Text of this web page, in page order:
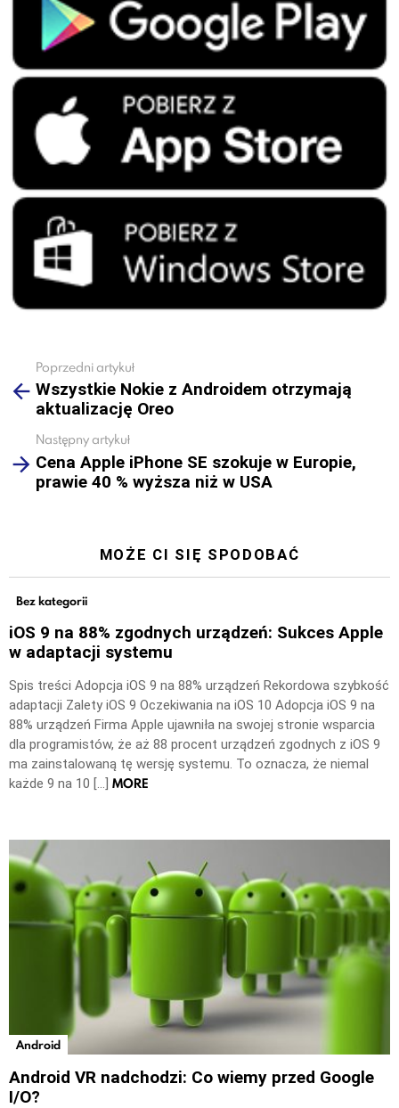
more
Poprzedni artykuł
Wszystkie Nokie z Androidem otrzymają
aktualizację Oreo
Następny artykuł
Cena Apple iPhone SE szokuje w Europie,
prawie 40 % wyższa niż w USA
MOŻE CI SIĘ SPODOBAĆ
Bez kategorii
iOS 9 na 88% zgodnych urządzeń: Sukces Apple
w adaptacji systemu
Spis treści Adopcja iOS 9 na 88% urządzeń Rekordowa szybkość
adaptacji Zalety iOS 9 Oczekiwania na iOS 10 Adopcja iOS 9 na
88% urządzeń Firma Apple ujawniła na swojej stronie wsparcia
dla programistów, że aż 88 procent urządzeń zgodnych z iOS 9
ma zainstalowaną tę wersję systemu. To oznacza, że niemal
każde 9 na 10 […] MORE
Android
Android VR nadchodzi: Co wiemy przed Google
I/O?